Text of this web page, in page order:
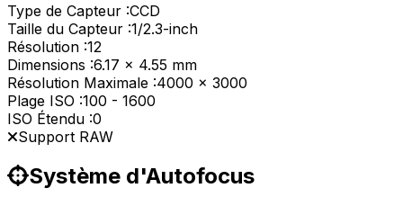
Type de Capteur :CCD
Taille du Capteur :1/2.3-inch
Résolution :12
Dimensions :6.17 x 4.55 mm
Résolution Maximale :4000 x 3000
Plage ISO :100 - 1600
ISO Étendu :0
Support RAW
Système d'Autofocus